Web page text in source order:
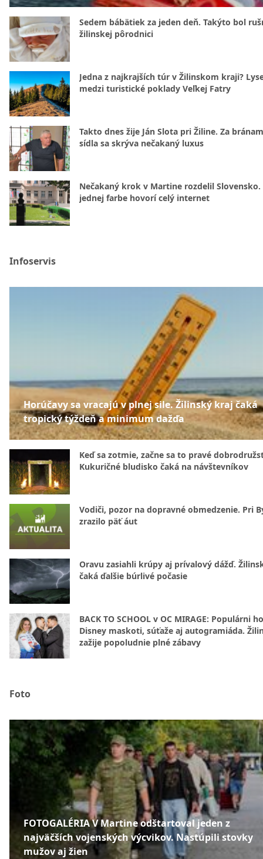
Sedem bábätiek za jeden deň. Takýto bol
žilinskej pôrodnici
Jedna z najkrajších túr v Žilinskom kraji?
medzi turistické poklady Veľkej Fatry
Takto dnes žije Ján Slota pri Žiline. Za
sídla sa skrýva nečakaný luxus
Nečakaný krok v Martine rozdelil Slovensko.
jednej farbe hovorí celý internet
Infoservis
Horúčavy sa vracajú v plnej sile. Žilinský kraj čaká
tropický týždeň a minimum dažďa
Keď sa zotmie, začne sa to pravé
Kukuričné bludisko čaká na návštevníkov
Vodiči, pozor na dopravné obmedzenie. Pri
zrazilo päť áut
Oravu zasiahli krúpy aj prívalový dážď.
čaká ďalšie búrlivé počasie
BACK TO SCHOOL v OC MIRAGE: Populárni
Disney maskoti, súťaže aj autogramiáda.
zažije popoludnie plné zábavy
Foto
FOTOGALÉRIA V Martine odštartoval jeden z
najväčších vojenských výcvikov. Nastúpili stovky
mužov aj žien